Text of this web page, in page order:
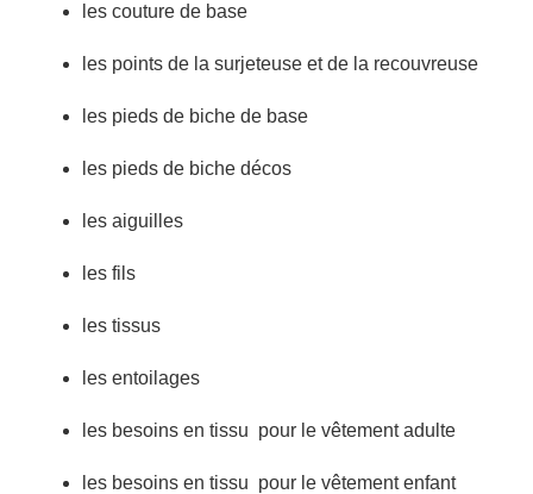
les couture de base
les points de la surjeteuse et de la recouvreuse
les pieds de biche de base
les pieds de biche décos
les aiguilles
les fils
les tissus
les entoilages
les besoins en tissu pour le vêtement adulte
les besoins en tissu pour le vêtement enfant